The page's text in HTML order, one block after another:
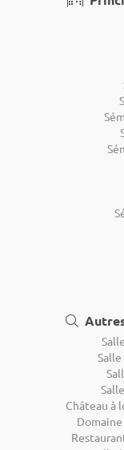
Château à